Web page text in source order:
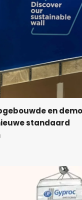
en
standaard